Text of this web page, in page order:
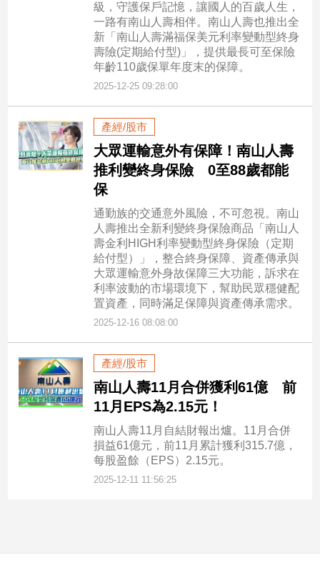
級，守護保戶記憶，讓國人的百歲人生，
一路有南山人壽相伴。南山人壽也推出全
新「南山人壽滿福保美元利率變動型終身
壽險(定期給付型)」，提供最長可至保險
年齡110歲保單年度末的保障。
2025-12-25 09:28:00
產經/股市
大眾運輸意外有保障！南山人壽
推利變終身保險 0至88歲都能
保
通勤族的交通意外風險，不可忽視。南山
人壽推出全新利變終身保險商品「南山人
壽金利HIGH利率變動型終身保險（定期
給付型）」，整合終身保障、資產傳承與
大眾運輸意外身故保障三大功能，訴求在
利率波動的市場環境下，幫助民眾穩健配
置資產，同時滿足保障與資產傳承需求。
2025-12-16 08:08:00
產經/股市
南山人壽11月合併獲利61億 前
11月EPS為2.15元！
南山人壽11月自結財報出爐。11月合併
損益61億元，前11月累計獲利315.7億，
每股盈餘（EPS）2.15元。
2025-12-11 11:56:25